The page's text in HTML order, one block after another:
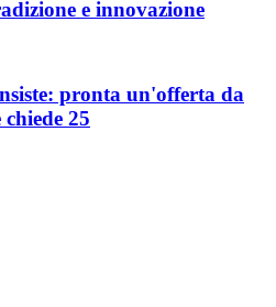
e innovazione
pronta un'offerta da
25